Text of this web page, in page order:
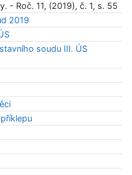
- Roč. 11, (2019), č. 1, s. 55
2019
soudu III. ÚS